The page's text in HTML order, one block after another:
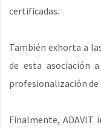
certificadas.
También exhorta a
de esta asociación
profesionalización de
Finalmente, ADAVIT